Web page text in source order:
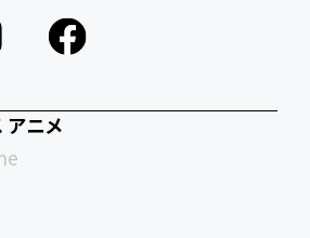
アニメ